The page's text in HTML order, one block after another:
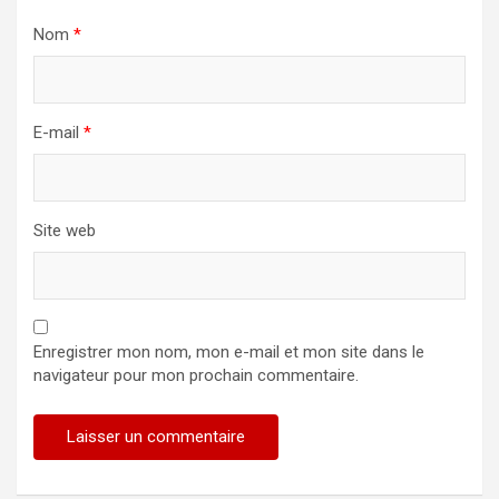
Nom *
E-mail *
Site web
Enregistrer mon nom, mon e-mail et mon site dans le
navigateur pour mon prochain commentaire.